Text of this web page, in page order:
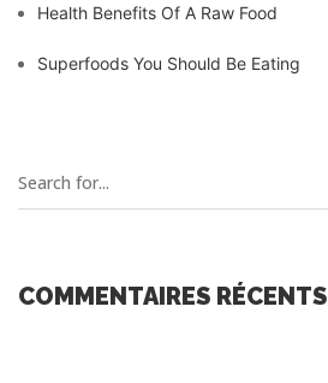
Health Benefits Of A Raw Food
Superfoods You Should Be Eating
COMMENTAIRES RÉCENTS